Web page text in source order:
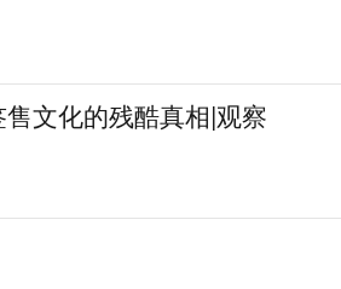
文化的残酷真相|观察